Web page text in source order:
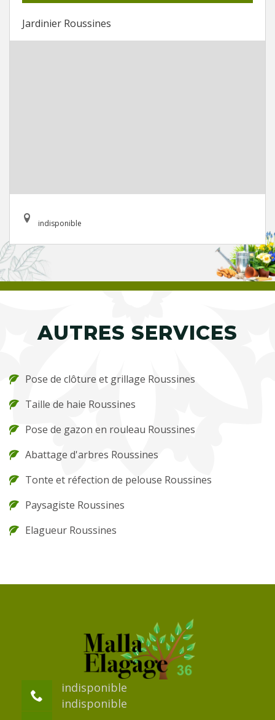
Jardinier Roussines
indisponible
AUTRES SERVICES
Pose de clôture et grillage Roussines
Taille de haie Roussines
Pose de gazon en rouleau Roussines
Abattage d'arbres Roussines
Tonte et réfection de pelouse Roussines
Paysagiste Roussines
Elagueur Roussines
indisponible
indisponible